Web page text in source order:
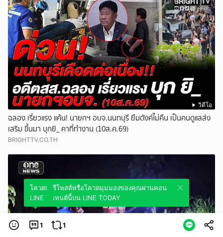
วิดีโอ
ฉลอง เรี่ยวแรง แค้น! นายกฯ อบจ.นนทบุรี ยืมตังค์ไม่คืน เป็นคนดูแลส่ง
เสริม ขึ้นมา บุกยิ_ คาที่ทำงาน (10ส.ค.69)
BRIGHTTV.CO.TH
1
โควตมุมมองของคุณผ่านคอนเทนต์นี้บน
LINE TODAY
1
รีโพสต์หรือโควตมุมมองของคุณผ่านคอน
เทนต์นี้บน LINE TODAY